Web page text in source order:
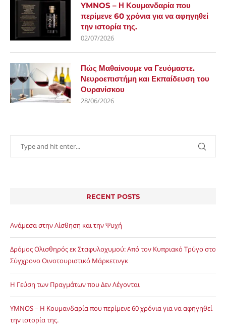
YMNOS – Η Κουμανδαρία που
περίμενε 60 χρόνια για να αφηγηθεί
την ιστορία της.
02/07/2026
Πώς Μαθαίνουμε να Γευόμαστε.
Νευροεπιστήμη και Εκπαίδευση του
Ουρανίσκου
28/06/2026
RECENT POSTS
Ανάμεσα στην Αίσθηση και την Ψυχή
Δρόμος Ολισθηρός εκ Σταφυλοχυμού: Από τον Κυπριακό Τρύγο στο
Σύγχρονο Οινοτουριστικό Μάρκετινγκ
Η Γεύση των Πραγμάτων που Δεν Λέγονται
YMNOS – Η Κουμανδαρία που περίμενε 60 χρόνια για να αφηγηθεί
την ιστορία της.